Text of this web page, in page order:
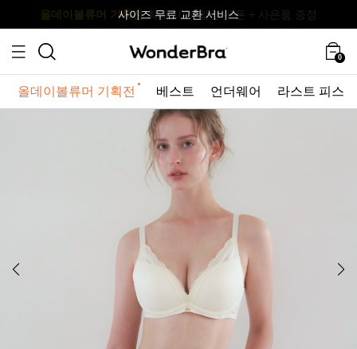
사이즈 무료 교환 서비스
올데이볼류머 기획전최대 10% 할인 쿠폰 + 사은품 증정
사이즈 무료 교환 서비스
올데이볼류머 기획전
0
올데이볼류머 기획전 베스트 언더웨어 라스트 피스